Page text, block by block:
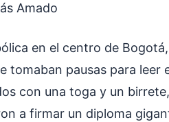
Amado
en el centro de
tomaban pausas para leer
con una toga y un
a firmar un diploma